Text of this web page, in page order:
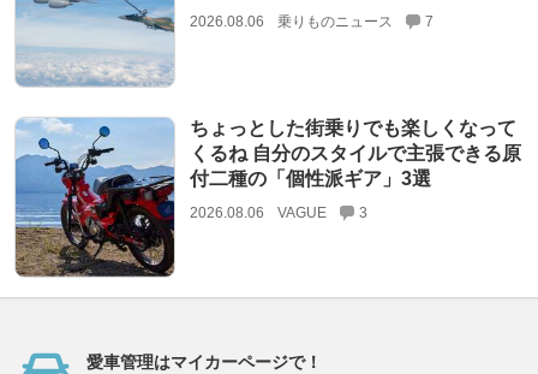
2026.08.06 乗りものニュース 7
ちょっとした街乗りでも楽しくなって
くるね 自分のスタイルで主張できる原
付二種の「個性派ギア」3選
2026.08.06 VAGUE 3
愛車管理はマイカーページで！